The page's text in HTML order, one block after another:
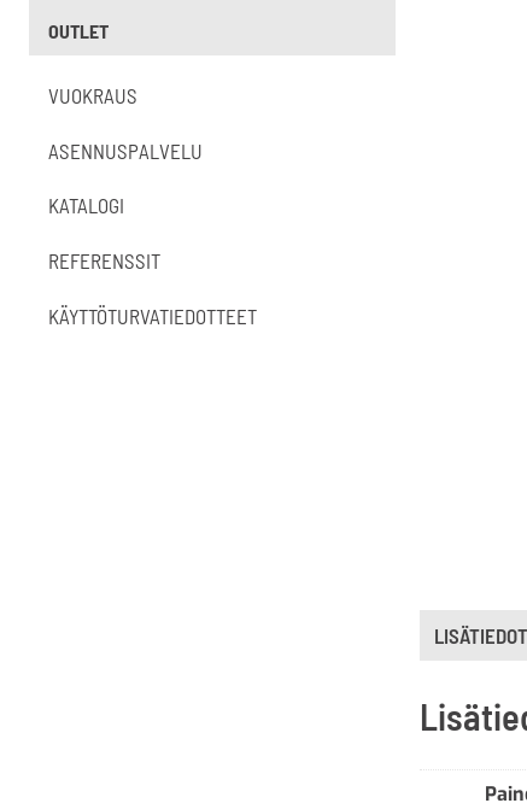
OUTLET
VUOKRAUS
ASENNUSPALVELU
KATALOGI
REFERENSSIT
KÄYTTÖTURVATIEDOTTEET
LISÄTIEDOT